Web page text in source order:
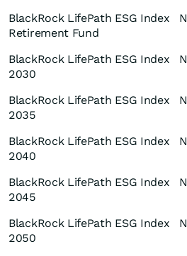
BlackRock LifePath ESG Index
Retirement Fund
BlackRock LifePath ESG Index
2030
BlackRock LifePath ESG Index
2035
BlackRock LifePath ESG Index
2040
BlackRock LifePath ESG Index
2045
BlackRock LifePath ESG Index
2050